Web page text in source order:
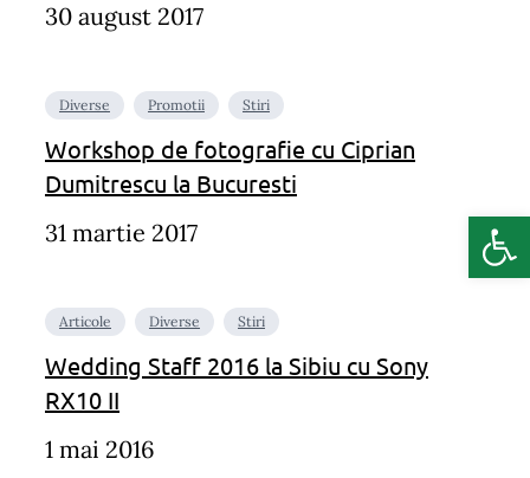
30 august 2017
Diverse Promotii Stiri
Workshop de fotografie cu Ciprian
Dumitrescu la Bucuresti
31 martie 2017
Articole Diverse Stiri
Wedding Staff 2016 la Sibiu cu Sony
RX10 II
1 mai 2016